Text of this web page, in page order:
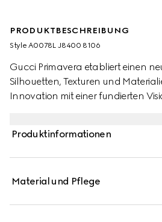
PRODUKTBESCHREIBUNG
Style ‎A0078L J8400 8106
Gucci Primavera etabliert einen
Silhouetten, Texturen und
Innovation mit einer fundierten
Produktinformationen
Material und Pflege